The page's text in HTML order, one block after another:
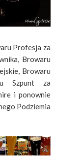
Profesja za
Browaru
Browaru
Szpunt za
i ponownie
Podziemia